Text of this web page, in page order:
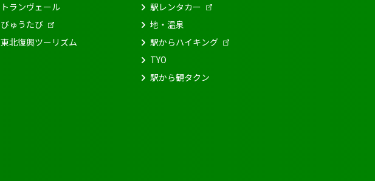
トランヴェール
びゅうたび
東北復興ツーリズム
駅レンタカー
地・温泉
駅からハイキング
TYO
駅から観タクン